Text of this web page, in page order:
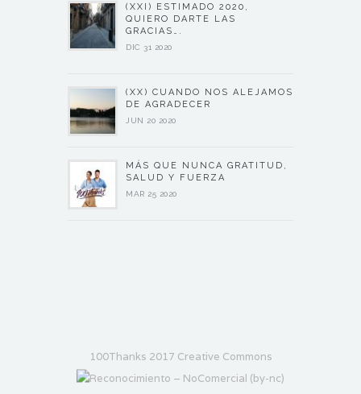
(XXI) ESTIMADO 2020,
QUIERO DARTE LAS
GRACIAS….
DIC 31 2020
(XX) CUANDO NOS ALEJAMOS
DE AGRADECER
JUN 20 2020
MÁS QUE NUNCA GRATITUD,
SALUD Y FUERZA
MAR 25 2020
100Thanks 2017 Creative Commons